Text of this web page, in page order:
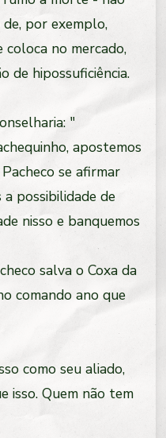
por exemplo,
coloca no mercado,
de hipossuficiência.
"
apostemos
se afirmar
a possibilidade de
nisso e banquemos
salva o Coxa da
comando ano que
como seu aliado,
isso. Quem não tem